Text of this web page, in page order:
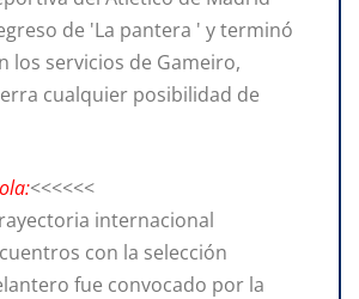
de 'La pantera ' y terminó
los servicios de Gameiro,
cualquier posibilidad de
<<<<<<
internacional
con la selección
fue convocado por la